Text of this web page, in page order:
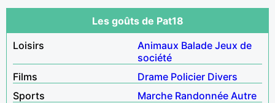
Les goûts de Pat18
Loisirs
Animaux Balade Jeux de
société
Films
Drame Policier Divers
Sports
Marche Randonnée Autre